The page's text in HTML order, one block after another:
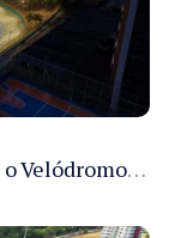
Prefeitura de Manaus reinaugura o Velódromo Professora Alzira Campos e entrega espaço esportivo totalmente revitalizado